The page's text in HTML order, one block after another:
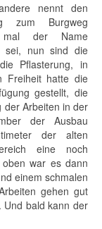
nennt den
zum Burgweg
mal der Name
sei, nun sind die
Pflasterung, in
Freiheit hatte die
gestellt, die
der Arbeiten in der
der Ausbau
der alten
eine noch
war es dann
einem schmalen
gehen gut
Und bald kann der